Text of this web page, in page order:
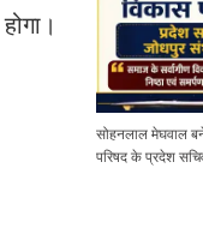
सोहनलाल मेघवाल
परिषद के प्रदेश